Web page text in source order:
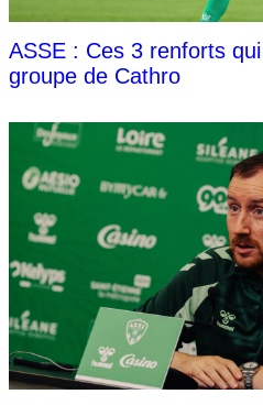
ASSE : Ces 3 renforts
groupe de Cathro